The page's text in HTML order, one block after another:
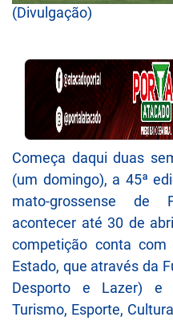
(Divulgação)
Começa daqui duas
(um domingo), a 45ª
mato-grossense de
acontecer até 30 de
competição conta
Estado, que através da
Desporto e Lazer) e
Turismo, Esporte,